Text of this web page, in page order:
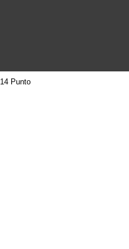
14 Punto